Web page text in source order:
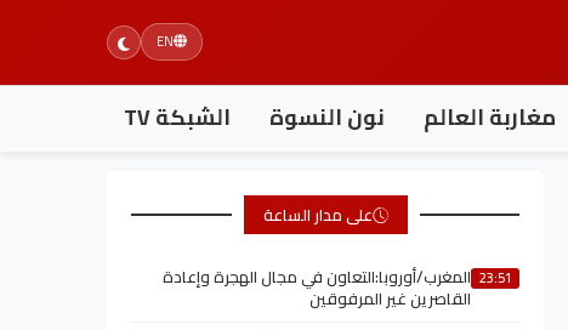
EN
مغاربة العالم نون النسوة الشبكة TV
على مدار الساعة
23:51 المغرب/أوروبا:التعاون في مجال الهجرة وإعادة
القاصرين غير المرفوقين